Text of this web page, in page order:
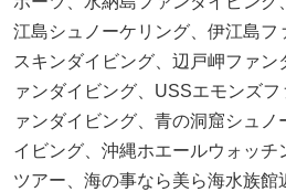
江島シュノーケリング、伊江島フ
スキンダイビング、辺戸岬ファン
ァンダイビング、USSエモンズ
ァンダイビング、青の洞窟シュ
イビング、沖縄ホエールウォッ
ツアー、海の事なら美ら海水族館